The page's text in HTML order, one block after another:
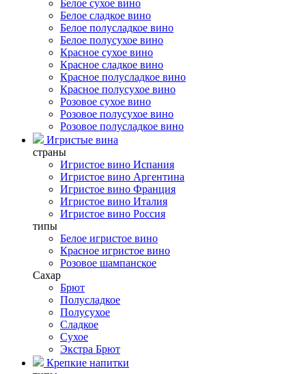
Белое сухое вино
Белое сладкое вино
Белое полусладкое вино
Белое полусухое вино
Красное сухое вино
Красное сладкое вино
Красное полусладкое вино
Красное полусухое вино
Розовое сухое вино
Розовое полусухое вино
Розовое полусладкое вино
Игристые вина
страны
Игристое вино Испания
Игристое вино Аргентина
Игристое вино Франция
Игристое вино Италия
Игристое вино Россия
типы
Белое игристое вино
Красное игристое вино
Розовое шампанское
Сахар
Брют
Полусладкое
Полусухое
Сладкое
Сухое
Экстра Брют
Крепкие напитки